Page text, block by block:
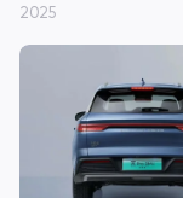
2025